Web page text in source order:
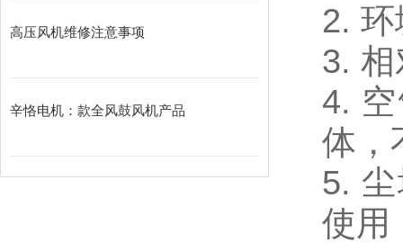
高压风机维修注意事项
辛恪电机：款全风鼓风机产品
2.
3.
4.
体，
5.
使用